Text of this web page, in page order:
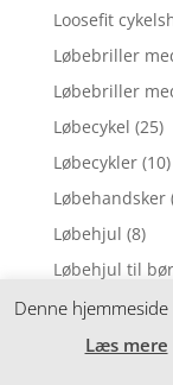
Loosefit
Løbebriller
Løbebriller
Løbecykel (25)
Løbecykler (10)
Løbehandsker
Løbehjul (8)
Løbehjul til
Løbehjul til
Løbestrømper
Denne
Læs mere